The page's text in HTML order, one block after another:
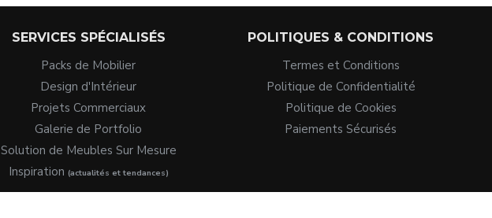
SERVICES SPÉCIALISÉS
Packs de Mobilier
Design d'Intérieur
Projets Commerciaux
Galerie de Portfolio
Solution de Meubles Sur Mesure
Inspiration (actualités et tendances)
POLITIQUES & CONDITIONS
Termes et Conditions
Politique de Confidentialité
Politique de Cookies
Paiements Sécurisés